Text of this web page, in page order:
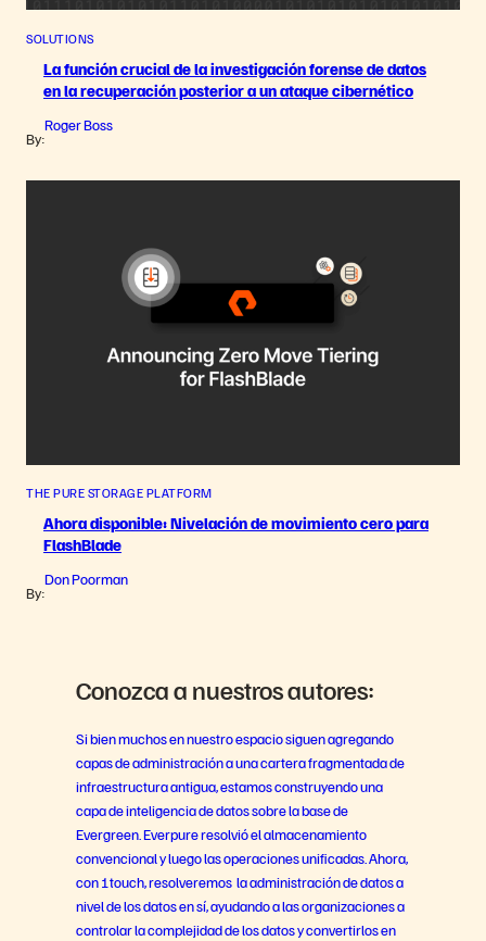
SOLUTIONS
La función crucial de la investigación forense de datos
en la recuperación posterior a un ataque cibernético
By:
Roger Boss
THE PURE STORAGE PLATFORM
Ahora disponible: Nivelación de movimiento cero para
FlashBlade
By:
Don Poorman
Conozca a nuestros autores:
Si bien muchos en nuestro espacio siguen agregando
capas de administración a una cartera fragmentada de
infraestructura antigua, estamos construyendo una
capa de inteligencia de datos sobre la base de
Evergreen. Everpure resolvió el almacenamiento
convencional y luego las operaciones unificadas. Ahora,
con 1touch, resolveremos la administración de datos a
nivel de los datos en sí, ayudando a las organizaciones a
controlar la complejidad de los datos y convertirlos en